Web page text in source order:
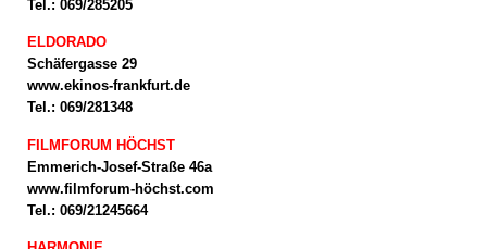
Tel.: 069/285205
ELDORADO
Schäfergasse 29
www.ekinos-frankfurt.de
Tel.: 069/281348
FILMFORUM HÖCHST
Emmerich-Josef-Straße 46a
www.filmforum-höchst.com
Tel.: 069/21245664